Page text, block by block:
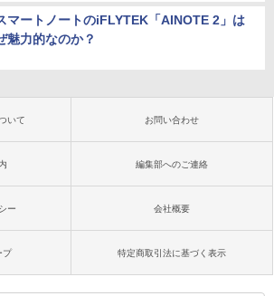
マートノートのiFLYTEK「AINOTE 2」は
魅力的なのか？
いて お問い合わせ
編集部へのご連絡
ー 会社概要
プ 特定商取引法に基づく表示